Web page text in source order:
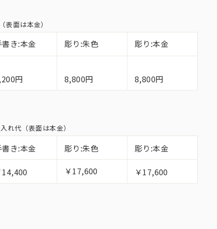
表面は本金）
書き:本金 彫り:朱色 彫り:本金
円 8,800円 8,800円
れ代（表面は本金）
書き:本金 彫り:朱色 彫り:本金
14,400 ￥17,600 ￥17,600